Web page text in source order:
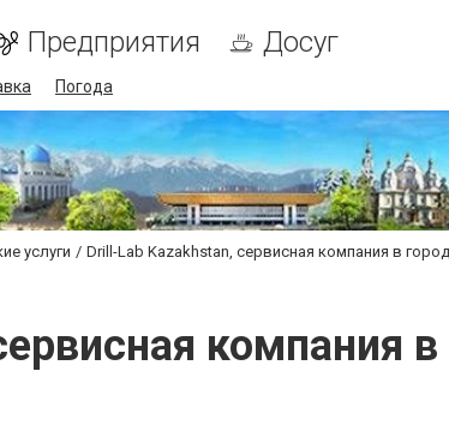
Предприятия Досуг
Погода
услуги Drill-Lab Kazakhstan, сервисная компания в
компания